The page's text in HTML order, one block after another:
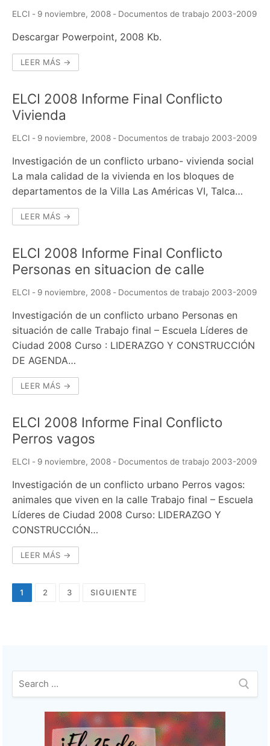
ELCI - 9 noviembre, 2008 - Documentos de trabajo 2003-2009
Descargar Powerpoint, 2008 Kb.
LEER MÁS →
ELCI 2008 Informe Final Conflicto
Vivienda
ELCI - 9 noviembre, 2008 - Documentos de trabajo 2003-2009
Investigación de un conflicto urbano- vivienda social
La mala calidad de la vivienda en los bloques de
departamentos de la Villa Las Américas VI, Talca…
LEER MÁS →
ELCI 2008 Informe Final Conflicto
Personas en situacion de calle
ELCI - 9 noviembre, 2008 - Documentos de trabajo 2003-2009
Investigación de un conflicto urbano Personas en
situación de calle Trabajo final – Escuela Líderes de
Ciudad 2008 Curso : LIDERAZGO Y CONSTRUCCIÓN
DE AGENDA…
LEER MÁS →
ELCI 2008 Informe Final Conflicto
Perros vagos
ELCI - 9 noviembre, 2008 - Documentos de trabajo 2003-2009
Investigación de un conflicto urbano Perros vagos:
animales que viven en la calle Trabajo final – Escuela
Líderes de Ciudad 2008 Curso: LIDERAZGO Y
CONSTRUCCIÓN…
LEER MÁS →
Navegación
1 2 3 SIGUIENTE
Buscar: